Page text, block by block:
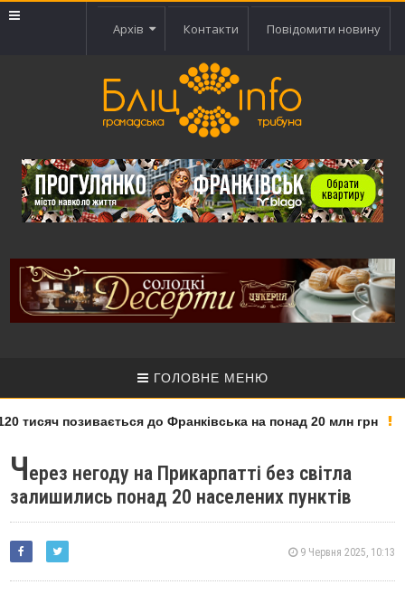
Архів Контакти Повідомити новину
ГОЛОВНЕ МЕНЮ
тисяч позивається до Франківська на понад 20 млн грн
Через негоду на Прикарпатті без світла
залишились понад 20 населених пунктів
9 Червня 2025, 10:13